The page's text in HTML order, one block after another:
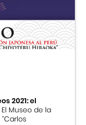
2021: el
Museo de la